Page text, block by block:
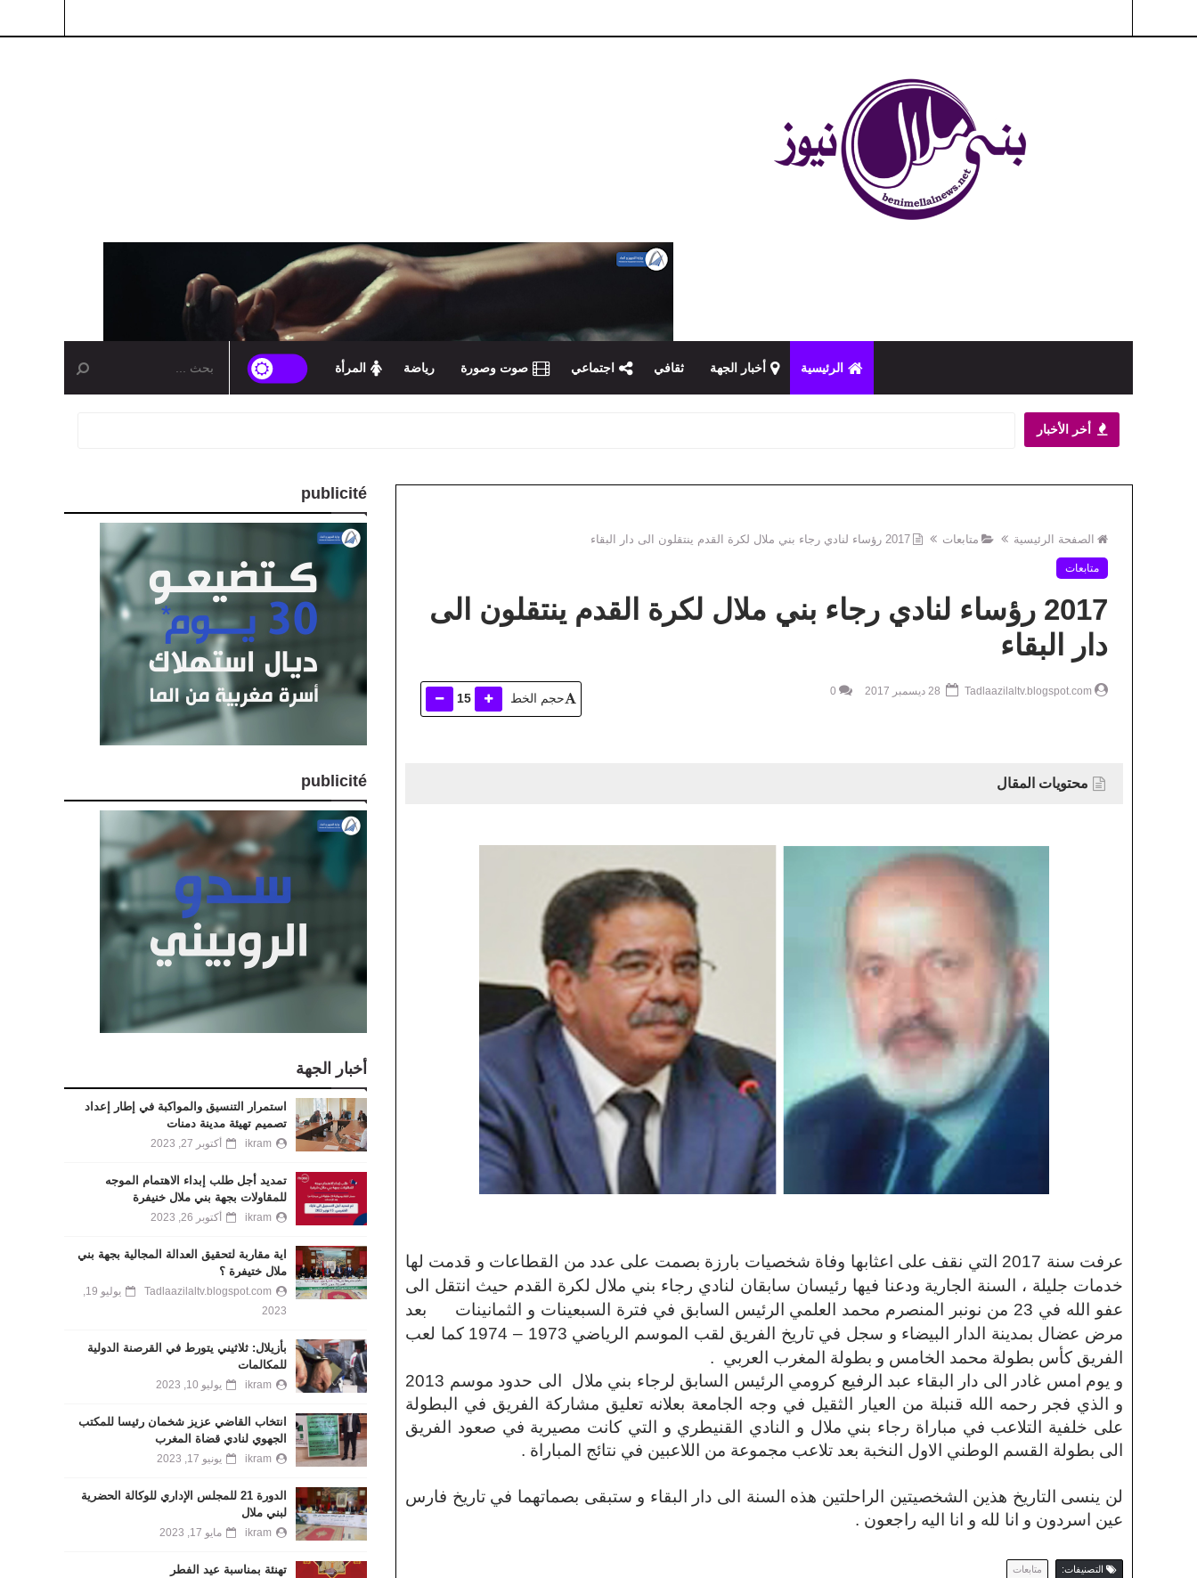
الرئيسية أخبار الجهة ثقافي اجتماعي صوت وصورة رياضة المرأة
أخر الأخبار
الصفحة الرئيسية متابعات 2017 رؤساء لنادي رجاء بني ملال لكرة القدم ينتقلون الى دار البقاء
متابعات
2017 رؤساء لنادي رجاء بني ملال لكرة القدم ينتقلون الى
دار البقاء
Tadlaazilaltv.blogspot.com
0 حجم الخط 15
محتويات المقال
عرفت سنة 2017 التي نقف على اعثابها وفاة شخصيات بارزة بصمت على عدد من القطاعات و قدمت لها
خدمات جليلة ، السنة الجارية ودعنا فيها رئيسان سابقان لنادي رجاء بني ملال لكرة القدم حيث انتقل الى
عفو الله في 23 من نونبر المنصرم محمد العلمي الرئيس السابق في فترة السبعينات و الثمانينات
بعد
مرض عضال بمدينة الدار البيضاء و سجل في تاريخ الفريق لقب الموسم الرياضي 1973 – 1974 كما لعب
الفريق كأس بطولة محمد الخامس و بطولة المغرب العربي .
و يوم امس غادر الى دار البقاء عبد الرفيع كرومي الرئيس السابق لرجاء بني ملال الى حدود موسم 2013
و الذي فجر رحمه الله قنبلة من العيار الثقيل في وجه الجامعة بعلانه تعليق مشاركة الفريق في البطولة
على خلفية التلاعب في مباراة رجاء بني ملال و النادي القنيطري و التي كانت مصيرية في صعود الفريق
الى بطولة القسم الوطني الاول النخبة بعد تلاعب مجموعة من اللاعبين في نتائج المباراة .
لن ينسى التاريخ هذين الشخصيتين الراحلتين هذه السنة الى دار البقاء و ستبقى بصماتهما في تاريخ فارس
عين اسردون و انا لله و انا اليه راجعون .
التصنيفات: متابعات
publicité
publicité
أخبار الجهة
استمرار التنسيق والمواكبة في إطار إعداد
تصميم تهيئة مدينة دمنات
ikram أكتوبر 27, 2023
تمديد أجل طلب إبداء الاهتمام الموجه
للمقاولات بجهة بني ملال خنيفرة
ikram أكتوبر 26, 2023
اية مقاربة لتحقيق العدالة المجالية بجهة بني
ملال ختيفرة ؟
Tadlaazilaltv.blogspot.com
يوليو 19,
2023
بأزيلال: ثلاثيني يتورط في القرصنة الدولية
للمكالمات
ikram يوليو 10, 2023
انتخاب القاضي عزيز شخمان رئيسا للمكتب
الجهوي لنادي قضاة المغرب
ikram يونيو 17, 2023
الدورة 21 للمجلس الإداري للوكالة الحضرية
لبني ملال
ikram مايو 17, 2023
تهنئة بمناسبة عيد الفطر